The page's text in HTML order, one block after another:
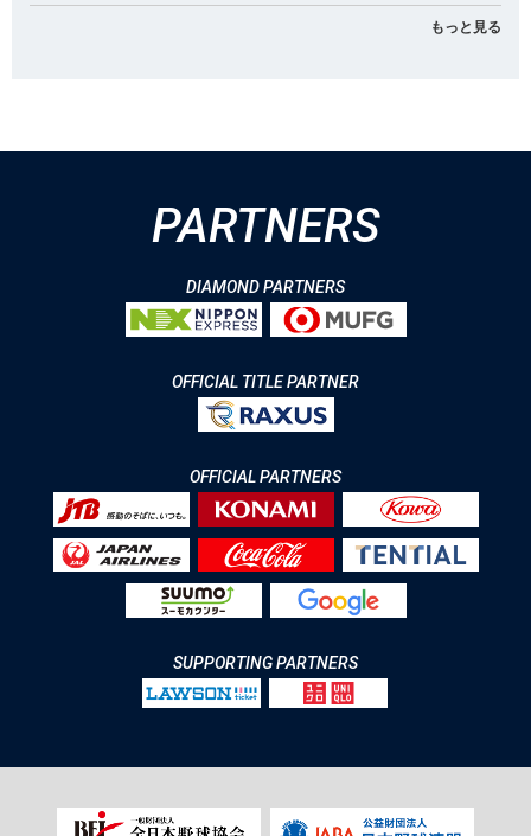
もっと見る
PARTNERS
DIAMOND PARTNERS
OFFICIAL TITLE PARTNER
OFFICIAL PARTNERS
SUPPORTING PARTNERS